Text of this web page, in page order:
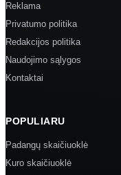
Reklama
Privatumo politika
Redakcijos politika
Naudojimo sąlygos
Kontaktai
POPULIARU
Padangų skaičiuoklė
Kuro skaičiuoklė